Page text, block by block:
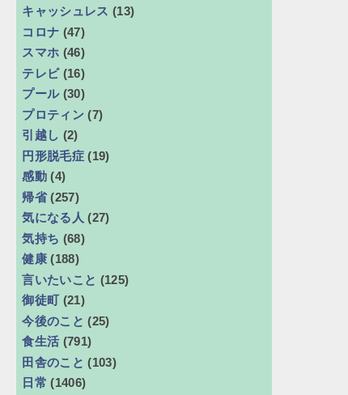
キャッシュレス (13)
コロナ (47)
スマホ (46)
テレビ (16)
プール (30)
プロティン (7)
引越し (2)
円形脱毛症 (19)
感動 (4)
帰省 (257)
気になる人 (27)
気持ち (68)
健康 (188)
言いたいこと (125)
御徒町 (21)
今後のこと (25)
食生活 (791)
田舎のこと (103)
日常 (1406)